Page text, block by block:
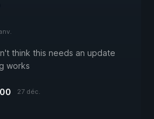
think this needs an update
works
27 déc.